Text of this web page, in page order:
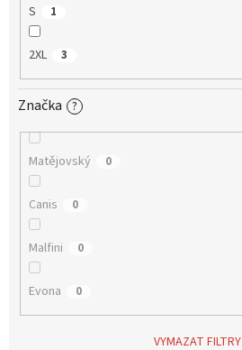
S 1
2XL 3
Značka ?
Matějovský 0
Canis 0
Malfini 0
Evona 0
VYMAZAT FILTRY